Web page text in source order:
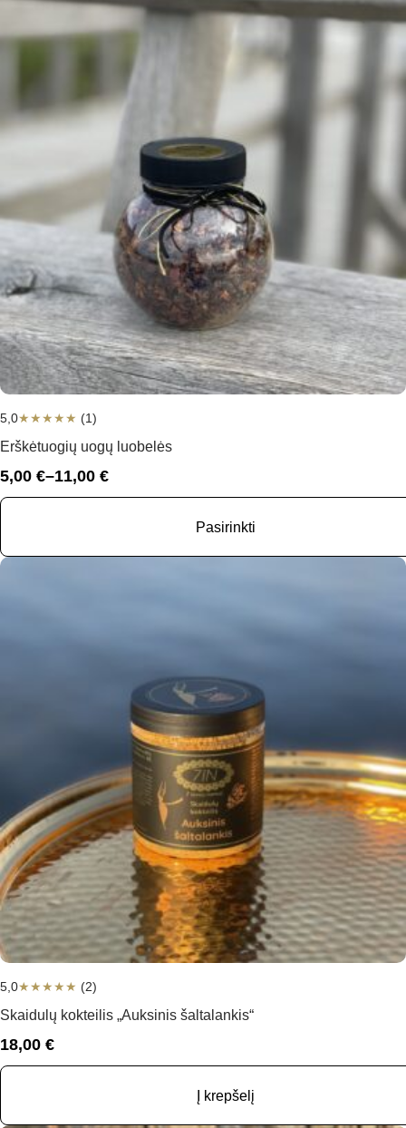
5,0★★★★★ (1)
Erškėtuogių uogų luobelės
5,00 €–11,00 €
Price
range:
11,00 €
Pasirinkti
5,0★★★★★ (2)
Skaidulų kokteilis „Auksinis šaltalankis“
18,00 €
Į krepšelį